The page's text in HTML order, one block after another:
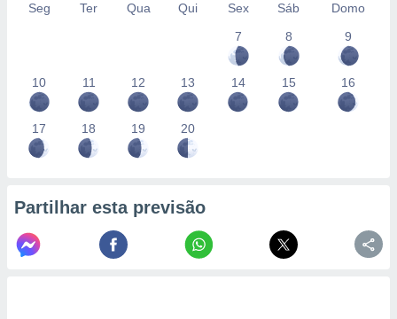
Seg Ter Qua Qui Sex Sáb
Domo
7
8 9
10 11 12 13 14 15 16
17 18 19 20
Partilhar esta previsão